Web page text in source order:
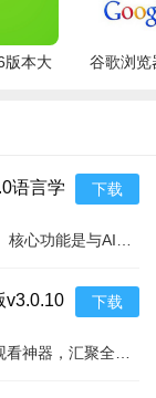
版本大
谷歌浏览
语言学
下载
v3.0.10
下载